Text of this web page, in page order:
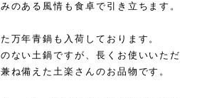
のある風情も食卓で引き立ちます。
万年青鍋も入荷しております。
ない土鍋ですが、長くお使いいただ
ね備えた土楽さんのお品物です。